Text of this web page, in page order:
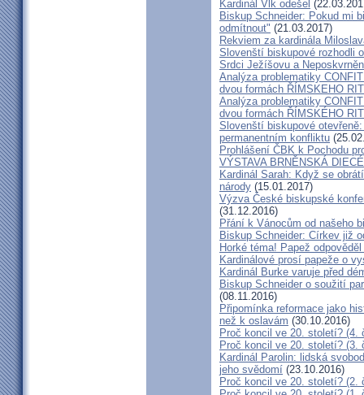
Kardinál Vlk odešel
Biskup Schneider: Pokud mi
odmítnout" (21.03.2017)
Rekviem za kardinála
Slovenští biskupové rozhodli
Srdci Ježíšovu a
Analýza problematiky
dvou formách ŘÍMSKEHO
Analýza problematiky
dvou formách ŘÍMSKÉHO
Slovenští biskupové
permanentním konfliktu
Prohlášení ČBK k Pochodu
VÝSTAVA BRNĚNSKÁ
Kardinál Sarah: Když se
národy (15.01.2017)
Výzva České biskupské
(31.12.2016)
Přání k Vánocům od našeho
Biskup Schneider: Církev již
Horké téma! Papež
Kardinálové prosí papeže o
Kardinál Burke varuje před
Biskup Schneider o soužití
(08.11.2016)
Připomínka reformace jako
než k oslavám (30.10.2016)
Proč koncil ve 20. století? (4.
Proč koncil ve 20. století? (3.
Kardinál Parolin: lidská
jeho svědomí (23.10.2016)
Proč koncil ve 20. století? (2.